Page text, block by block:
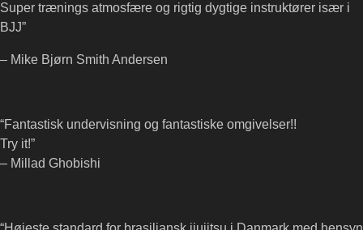
Super trænings atmosfære og rigtig dygtige instruktører især i
BJJ”
– Mike Bjørn Smith Andersen
“Fantastisk undervisning og fantastiske omgivelser!!
Try it!”
– Millad Ghobishi